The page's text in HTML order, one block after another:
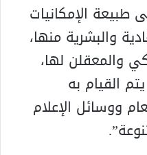
الإمكانيات
والبشرية منها،
والمعقلن لها،
القيام به
ووسائل الإعلام